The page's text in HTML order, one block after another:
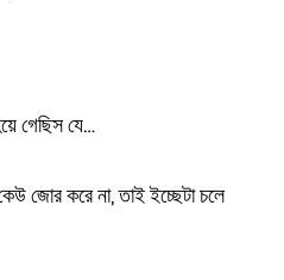
গেছিস যে…
জোর করে না, তাই ইচ্ছেটা চলে